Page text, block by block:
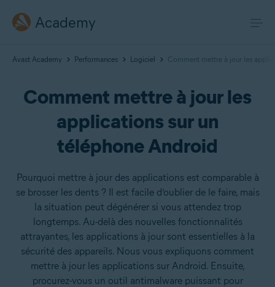
Academy
Avast Academy Performances Logiciel Comment mettre à jour les
Comment mettre à jour les
applications sur un
téléphone Android
Pourquoi mettre à jour des applications est comparable à
se brosser les dents ? Il est facile d’oublier de le faire, mais
la situation peut dégénérer si vous attendez trop
longtemps. Au-delà des nouvelles fonctionnalités
attrayantes, les applications à jour sont essentielles à la
sécurité des appareils. Nous vous expliquons comment
mettre à jour les applications sur Android. Ensuite,
procurez-vous un outil antimalware puissant pour